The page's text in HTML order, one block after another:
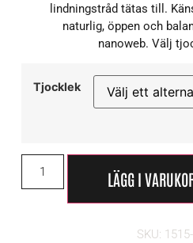
lindningstråd tätas till.
naturlig, öppen och
nanoweb. Välj
Tjocklek
LÄGG I
SKU: